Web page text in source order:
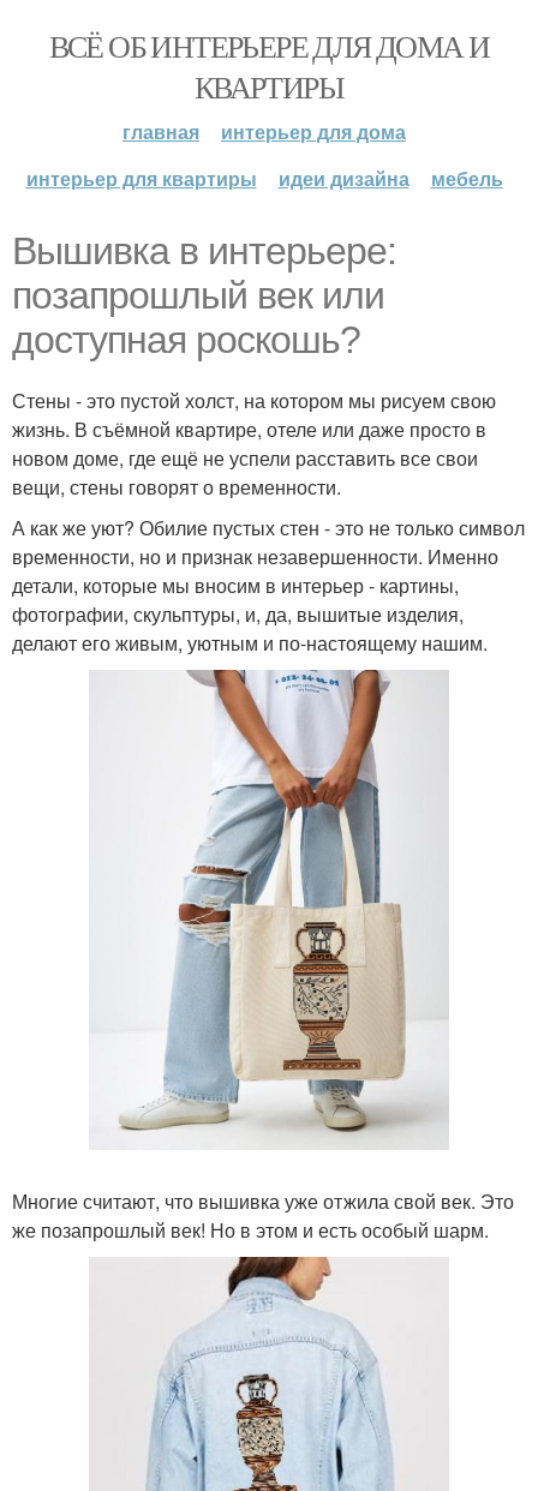
ВСЁ ОБ ИНТЕРЬЕРЕ ДЛЯ ДОМА И
КВАРТИРЫ
главная
интерьер для дома
интерьер для квартиры
идеи дизайна мебель
Вышивка в интерьере:
позапрошлый век или
доступная роскошь?
Стены - это пустой холст, на котором мы рисуем свою
жизнь. В съёмной квартире, отеле или даже просто в
новом доме, где ещё не успели расставить все свои
вещи, стены говорят о временности.
А как же уют? Обилие пустых стен - это не только символ
временности, но и признак незавершенности. Именно
детали, которые мы вносим в интерьер - картины,
фотографии, скульптуры, и, да, вышитые изделия,
делают его живым, уютным и по-настоящему нашим.
Многие считают, что вышивка уже отжила свой век. Это
же позапрошлый век! Но в этом и есть особый шарм.